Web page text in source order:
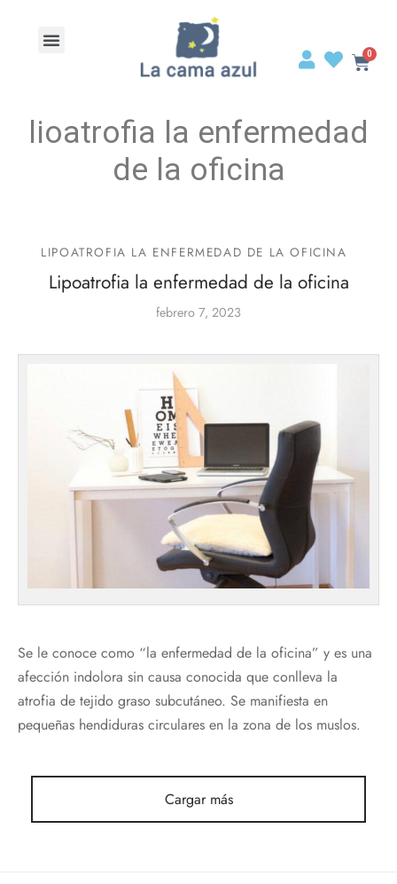
lioatrofia la enfermedad
de la oficina
LIPOATROFIA LA ENFERMEDAD DE LA OFICINA
Lipoatrofia la enfermedad de la oficina
febrero 7, 2023
Se le conoce como “la enfermedad de la oficina” y es una
afección indolora sin causa conocida que conlleva la
atrofia de tejido graso subcutáneo. Se manifiesta en
pequeñas hendiduras circulares en la zona de los muslos.
Cargar más